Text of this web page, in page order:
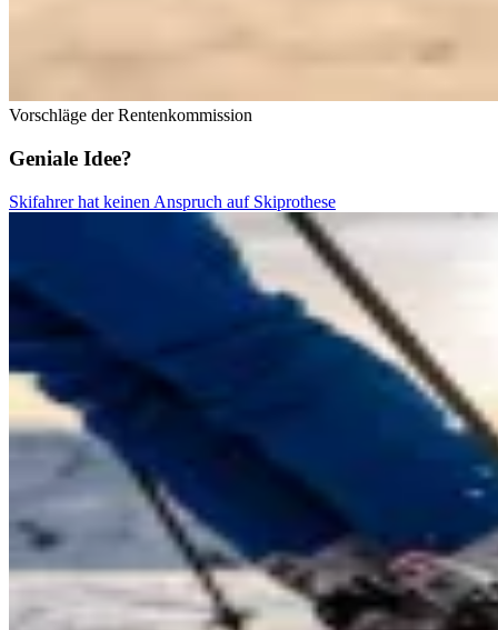
Vorschläge der Rentenkommission
Geniale Idee?
Skifahrer hat keinen Anspruch auf Skiprothese